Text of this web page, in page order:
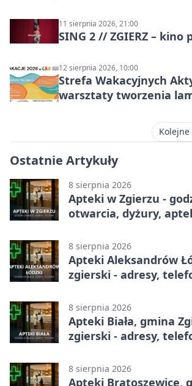
11 sierpnia 2026, 21:00
SING 2 // ZGIERZ – kino
12 sierpnia 2026, 10:00
Strefa Wakacyjnych
warsztaty tworzenia
Ostatnie Artykuły
8 sierpnia 2026
Apteki w Zgierzu -
otwarcia, dyżury,
8 sierpnia 2026
Apteki Aleksandrów
zgierski - adresy,
8 sierpnia 2026
Apteki Biała, gmina
zgierski - adresy,
8 sierpnia 2026
Apteki Bratoszewice,